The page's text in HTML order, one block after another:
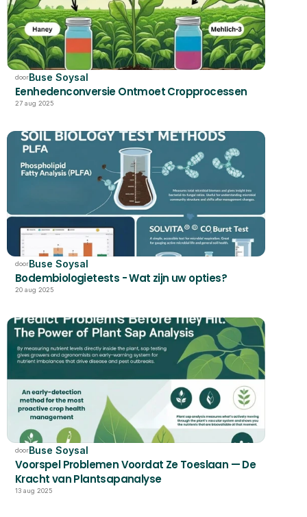
doorBuse Soysal
Eenhedenconversie Ontmoet Cropprocessen
27 aug 2025
doorBuse Soysal
Bodembiologietests - Wat zijn uw opties?
20 aug 2025
doorBuse Soysal
Voorspel Problemen Voordat Ze Toeslaan — De
Kracht van Plantsapanalyse
13 aug 2025